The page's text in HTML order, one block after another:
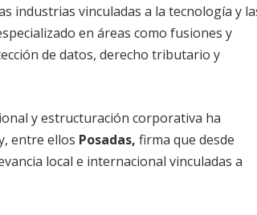
industrias vinculadas a la tecnología y
en áreas como fusiones y
de datos, derecho tributario y
y estructuración corporativa ha
entre ellos Posadas, firma que desde
local e internacional vinculadas a